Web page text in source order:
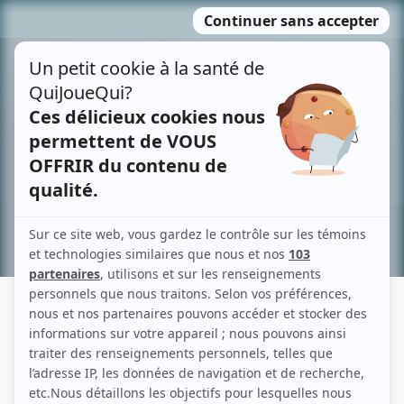
MENU
contenu
Recherche avancée »
MAUD BEAUCHEMIN
Liens
Fiche de Maud Beauchemin sur Showbizz.net